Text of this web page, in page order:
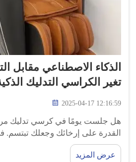
الذكاء الاصطناعي مقابل
تغير الكراسي التدليك
2025-04-17 12:16:59
هل جلست يومًا في كرسي تدليك
القدرة على إرخائك وجعلك تبتسم.
أنواع مختلفة من كراسي التدليك.
تقليدية، بينما الأخرى كراسي ذكية
عرض المزيد